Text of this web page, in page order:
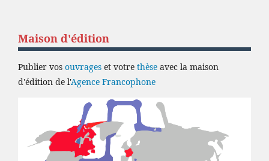
Maison d'édition
Publier vos ouvrages et votre thèse avec la maison
d'édition de l'Agence Francophone